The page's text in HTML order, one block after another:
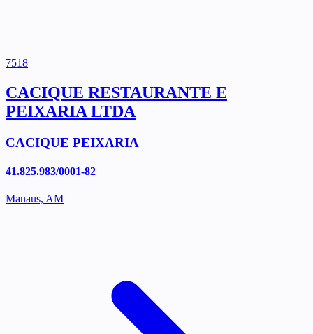
7518
CACIQUE RESTAURANTE E
PEIXARIA LTDA
CACIQUE PEIXARIA
41.825.983/0001-82
Manaus, AM